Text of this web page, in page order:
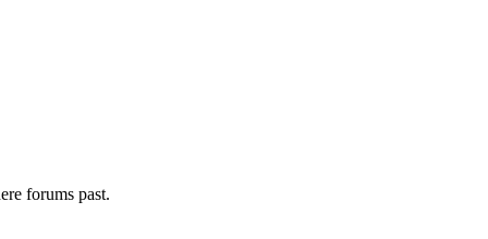
forums past.